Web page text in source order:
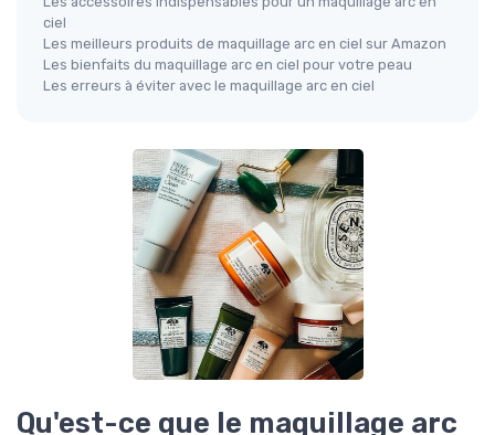
ciel
Les meilleurs produits de maquillage arc en ciel sur Amazon
Les bienfaits du maquillage arc en ciel pour votre peau
Les erreurs à éviter avec le maquillage arc en ciel
Qu'est-ce que le maquillage arc